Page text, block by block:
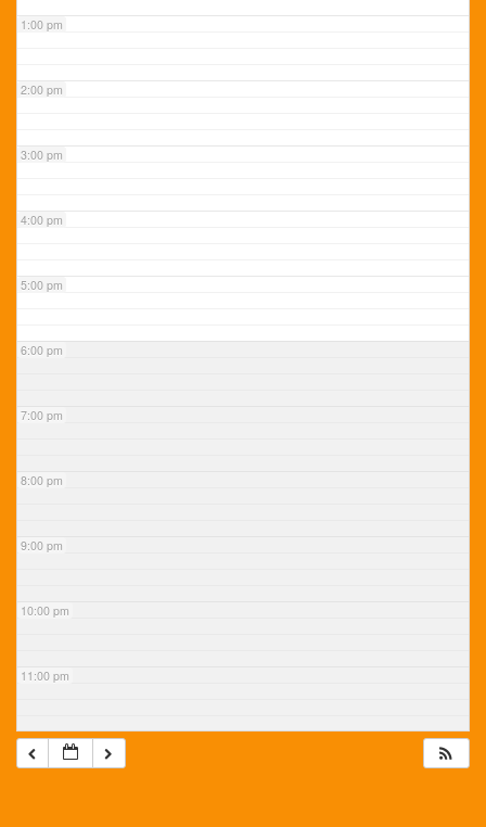
1:00 pm
2:00 pm
3:00 pm
4:00 pm
5:00 pm
6:00 pm
7:00 pm
8:00 pm
9:00 pm
10:00 pm
11:00 pm